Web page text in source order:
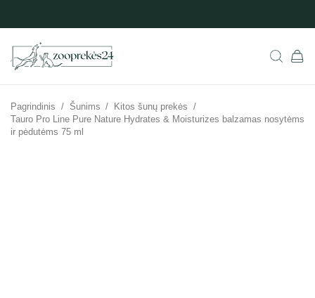
Pagrindinis / Šunims / Kitos šunų prekės /
Tauro Pro Line Pure Nature Hydrates & Moisturizes balzamas nosytėms
ir pėdutėms 75 ml